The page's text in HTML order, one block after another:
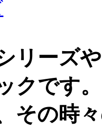
リーズ
クです
その時